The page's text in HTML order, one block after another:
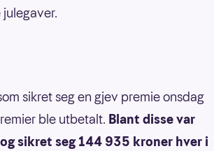
sikret seg en gjev premie onsdag
ble utbetalt. Blant disse var
sikret seg 144 935 kroner hver i